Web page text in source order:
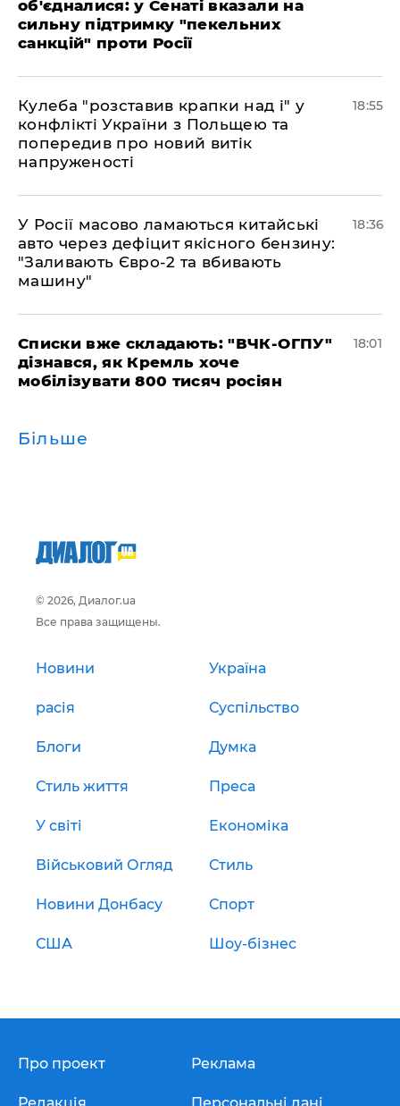
об'єдналися: у Сенаті вказали на
сильну підтримку "пекельних
санкцій" проти Росії
Кулеба "розставив крапки над і" у
конфлікті України з Польщею та
попередив про новий витік
напруженості
18:55
У Росії масово ламаються китайські
авто через дефіцит якісного бензину:
"Заливають Євро-2 та вбивають
машину"
18:36
Списки вже складають: "ВЧК-ОГПУ"
дізнався, як Кремль хоче
мобілізувати 800 тисяч росіян
18:01
Більше
© 2026, Диалог.ua
Все права защищены.
Новини Україна
расія Суспільство
Блоги Думка
Стиль життя Преса
У світі Економіка
Військовий Огляд Стиль
Новини Донбасу Спорт
США Шоу-бізнес
Про проект Реклама